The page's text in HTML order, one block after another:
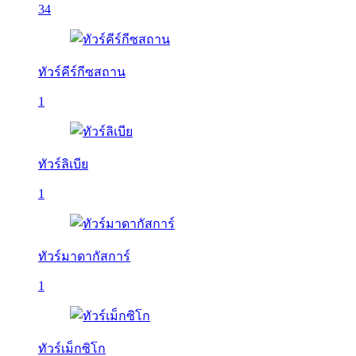
34
ทัวร์คีร์กีซสถาน
1
ทัวร์ลิเบีย
1
ทัวร์มาดากัสการ์
1
ทัวร์เม็กซิโก